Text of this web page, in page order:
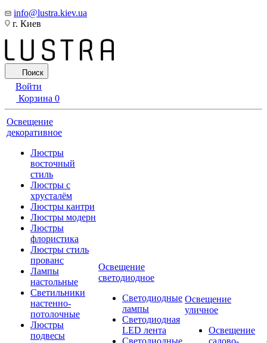
info@lustra.kiev.ua
г. Киев
Поиск
Войти
Корзина 0
Освещение
декоративное
Люстры
восточный
стиль
Люстры с
хрусталём
Люстры кантри
Люстры модерн
Люстры
флористика
Люстры стиль
прованс
Лампы
настольные
Светильники
настенно-
потолочные
Люстры
подвесы
Освещение
светодиодное
Светодиодные
лампы
Светодиодная
LED лента
Светодиодные
Освещение
уличное
Освещение
садово-